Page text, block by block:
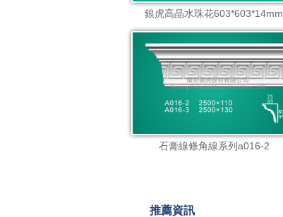
銀虎高晶水珠花603*603*14mm
石膏線條角線系列a016-2
推薦資訊